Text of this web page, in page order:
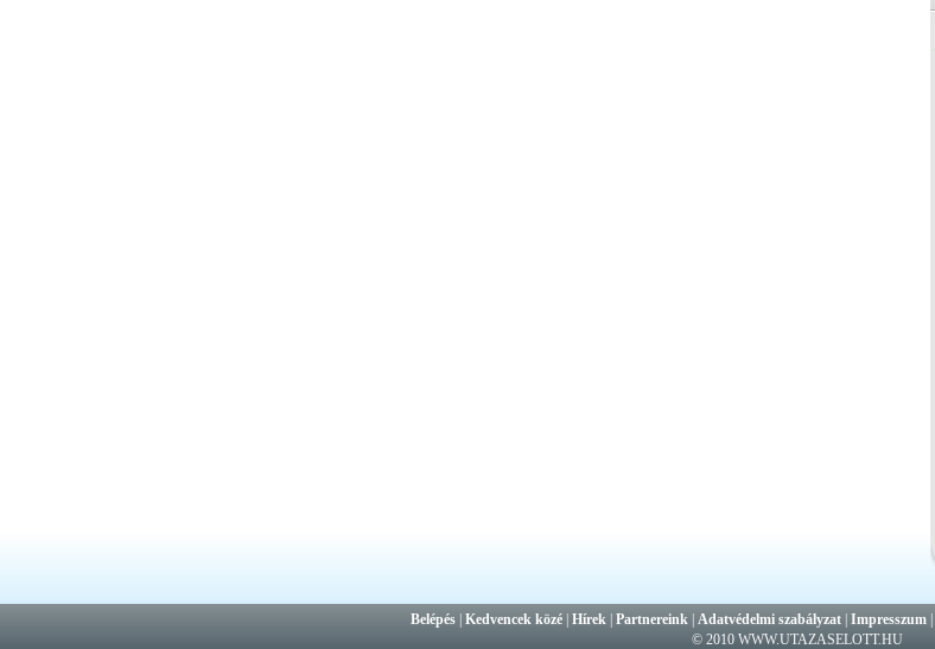
Belépés| Kedvencek közé| Hírek| Partnereink| Adatvédelmi szabályzat| Impresszum|
© 2010 WWW.UTAZASELOTT.HU